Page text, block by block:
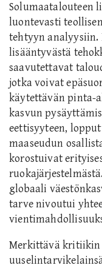
Solumaatalouteen
luontevasti
tehtyyn
lisääntyvästä
saavutettavat
jotka voivat
käytettävän pinta-
kasvun
eettisyyteen,
maaseudun
korostuivat
globaali
tarve nivoutui
Merkittävä kritiikin